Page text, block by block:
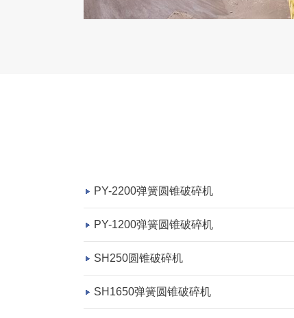
PY-2200弹簧圆锥破碎机
PY-1200弹簧圆锥破碎机
SH250圆锥破碎机
SH1650弹簧圆锥破碎机